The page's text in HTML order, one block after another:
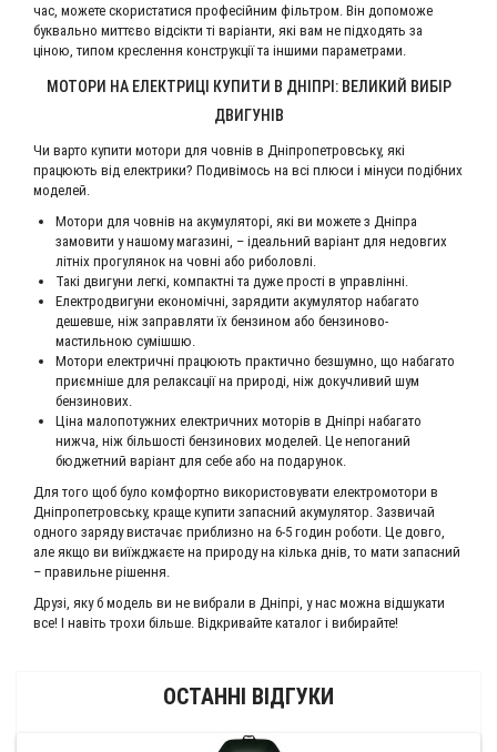
час, можете скористатися професійним фільтром. Він допоможе
буквально миттєво відсікти ті варіанти, які вам не підходять за
ціною, типом креслення конструкції та іншими параметрами.
МОТОРИ НА ЕЛЕКТРИЦІ КУПИТИ В ДНІПРІ: ВЕЛИКИЙ ВИБІР
ДВИГУНІВ
Чи варто купити мотори для човнів в Дніпропетровську, які
працюють від електрики? Подивімось на всі плюси і мінуси подібних
моделей.
Мотори для човнів на акумуляторі, які ви можете з Дніпра
замовити у нашому магазині, – ідеальний варіант для недовгих
літніх прогулянок на човні або риболовлі.
Такі двигуни легкі, компактні та дуже прості в управлінні.
Електродвигуни економічні, зарядити акумулятор набагато
дешевше, ніж заправляти їх бензином або бензиново-
мастильною сумішшю.
Мотори електричні працюють практично безшумно, що набагато
приємніше для релаксації на природі, ніж докучливий шум
бензинових.
Ціна малопотужних електричних моторів в Дніпрі набагато
нижча, ніж більшості бензинових моделей. Це непоганий
бюджетний варіант для себе або на подарунок.
Для того щоб було комфортно використовувати електромотори в
Дніпропетровську, краще купити запасний акумулятор. Зазвичай
одного заряду вистачає приблизно на 6-5 годин роботи. Це довго,
але якщо ви виїжджаєте на природу на кілька днів, то мати запасний
– правильне рішення.
Друзі, яку б модель ви не вибрали в Дніпрі, у нас можна відшукати
все! І навіть трохи більше. Відкривайте каталог і вибирайте!
ОСТАННІ ВІДГУКИ